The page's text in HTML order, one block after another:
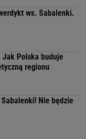
ws. Sabalenki.
Jak Polska buduje
regionu
Sabalenki! Nie będzie